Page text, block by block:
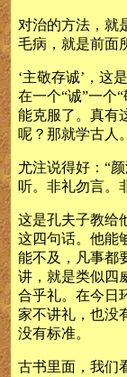
对治的方法，就
毛病，就是前面
‘主敬存诚’，这
在一个“诚”一个
能克服了。真有
呢？那就学古人。
尤注说得好：“
听。非礼勿言。
这是孔夫子教给
这四句话。他能
能不及，凡事都
讲，就是类似四
合乎礼。在今日
家不讲礼，也没
没有标准。
古书里面，我们